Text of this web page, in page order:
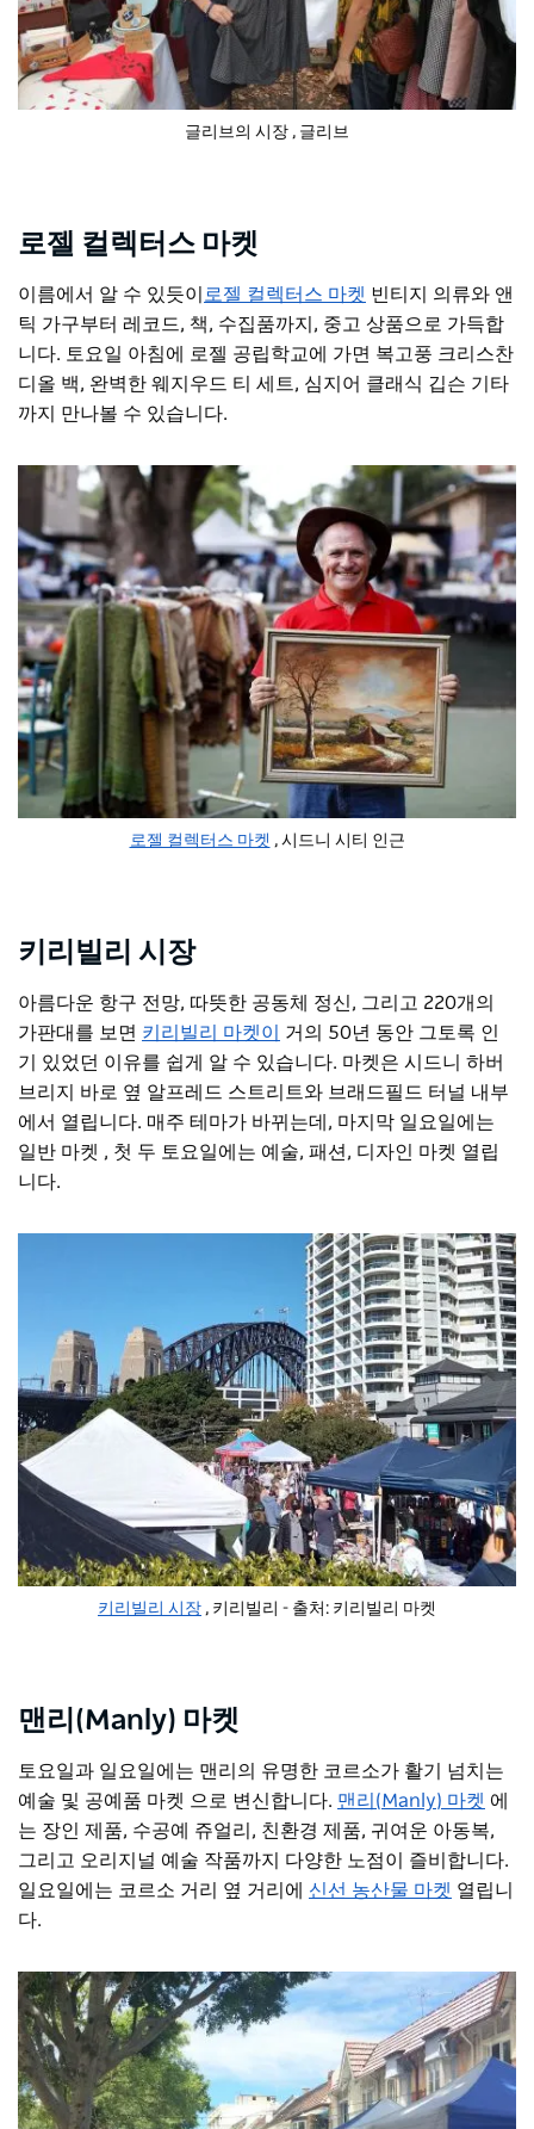
글리브의 시장 , 글리브
로젤 컬렉터스 마켓
이름에서 알 수 있듯이 로젤 컬렉터스 마켓 빈티지 의류와 앤
틱 가구부터 레코드, 책, 수집품까지, 중고 상품으로 가득합
니다. 토요일 아침에 로젤 공립학교에 가면 복고풍 크리스찬
디올 백, 완벽한 웨지우드 티 세트, 심지어 클래식 깁슨 기타
까지 만나볼 수 있습니다.
로젤 컬렉터스 마켓 , 시드니 시티 인근
키리빌리 시장
아름다운 항구 전망, 따뜻한 공동체 정신, 그리고 220개의
가판대를 보면 키리빌리 마켓이
거의 50년 동안 그토록 인
기 있었던 이유를 쉽게 알 수 있습니다. 마켓은 시드니 하버
브리지 바로 옆 알프레드 스트리트와 브래드필드 터널 내부
에서 열립니다. 매주 테마가 바뀌는데, 마지막 일요일에는
일반 마켓 , 첫 두 토요일에는 예술, 패션, 디자인 마켓 열립
니다.
키리빌리 시장 , 키리빌리 - 출처: 키리빌리 마켓
맨리(Manly) 마켓
토요일과 일요일에는 맨리의 유명한 코르소가 활기 넘치는
예술 및 공예품 마켓 으로 변신합니다. 맨리(Manly) 마켓 에
는 장인 제품, 수공예 쥬얼리, 친환경 제품, 귀여운 아동복,
그리고 오리지널 예술 작품까지 다양한 노점이 즐비합니다.
일요일에는 코르소 거리 옆 거리에 신선 농산물 마켓 열립니
다.